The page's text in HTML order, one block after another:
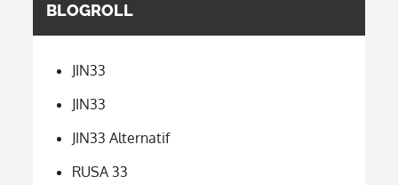
BLOGROLL
JIN33
JIN33
JIN33 Alternatif
RUSA 33